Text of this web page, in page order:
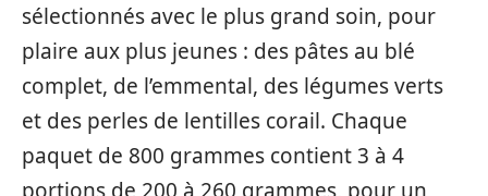
sélectionnés avec le plus grand soin, pour
plaire aux plus jeunes : des pâtes au blé
complet, de l’emmental, des légumes verts
et des perles de lentilles corail. Chaque
paquet de 800 grammes contient 3 à 4
portions de 200 à 260 grammes, pour un